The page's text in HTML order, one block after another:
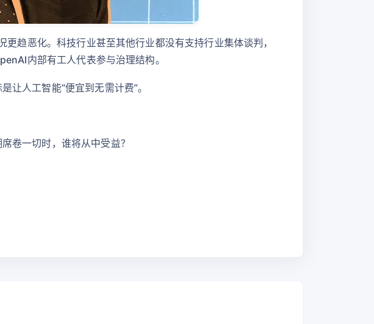
趋恶化。科技行业甚至其他行业都没有支持行业集体谈判，
内部有工人代表参与治理结构。
让人工智能“便宜到无需计费”。
卷一切时，谁将从中受益？